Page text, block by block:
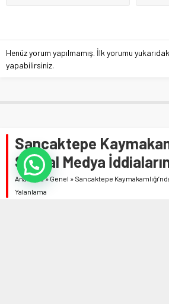
Henüz yorum yapılmamış. İlk yorumu
yapabilirsiniz.
Sancaktepe
Sosyal Medya
Anasayfa» Genel » Sancaktepe
Yalanlama